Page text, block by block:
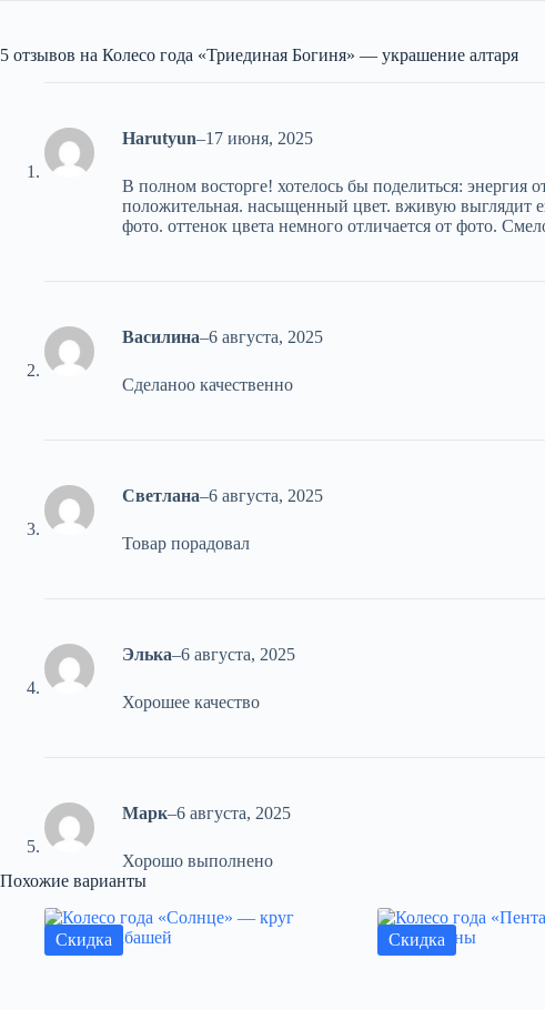
5 отзывов на Колесо года «Триединая Богиня» — украшение алтаря
Harutyun–17 июня, 2025
В полном восторге! хотелось бы поделиться: энергия
положительная. насыщенный цвет. вживую выглядит
фото. оттенок цвета немного отличается от фото.
Василина–6 августа, 2025
Сделаноо качественно
Светлана–6 августа, 2025
Товар порадовал
Элька–6 августа, 2025
Хорошее качество
Марк–6 августа, 2025
Хорошо выполнено
Похожие варианты
Скидка Скидка